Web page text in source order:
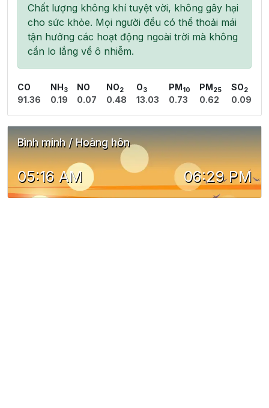
Chất lượng không khí tuyệt vời, không gây hại
cho sức khỏe. Mọi người đều có thể thoải mái
tận hưởng các hoạt động ngoài trời mà không
cần lo lắng về ô nhiễm.
CO
91.36
NH 3
0.19
NO
0.07
NO2
0.48
O3
13.03
PM 10
0.73
PM 25
0.62
SO2
0.09
Bình minh / Hoàng hôn
05:16 AM 06:29 PM